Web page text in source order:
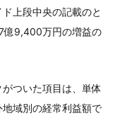
上段中央の記載のと
億9,400万円の増益の
ついた項目は、単体
域別の経常利益額で